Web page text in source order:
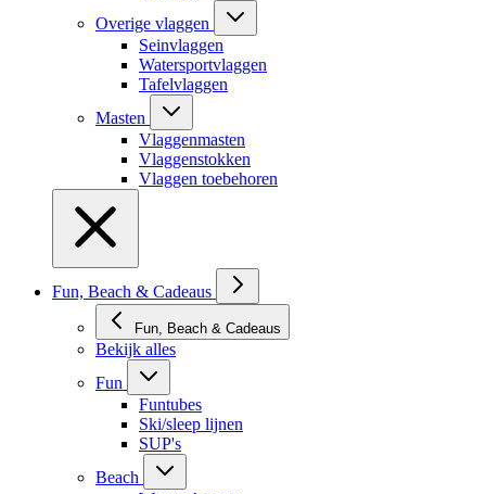
Overige vlaggen
Seinvlaggen
Watersportvlaggen
Tafelvlaggen
Masten
Vlaggenmasten
Vlaggenstokken
Vlaggen toebehoren
Fun, Beach & Cadeaus
Fun, Beach & Cadeaus
Bekijk alles
Fun
Funtubes
Ski/sleep lijnen
SUP's
Beach